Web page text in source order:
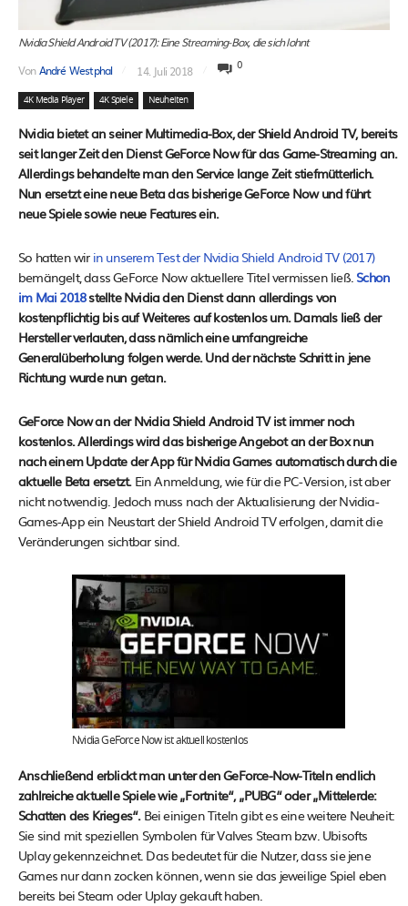
Nvidia Shield Android TV (2017): Eine Streaming-Box, die sich lohnt
VonAndré Westphal 14. Juli 2018 0
4K Media Player 4K Spiele Neuheiten
Nvidia bietet an seiner Multimedia-Box, der Shield Android TV, bereits
seit langer Zeit den Dienst GeForce Now für das Game-Streaming an.
Allerdings behandelte man den Service lange Zeit stiefmütterlich.
Nun ersetzt eine neue Beta das bisherige GeForce Now und führt
neue Spiele sowie neue Features ein.
So hatten wir in unserem Test der Nvidia Shield Android TV (2017)
bemängelt, dass GeForce Now aktuellere Titel vermissen ließ. Schon
im Mai 2018stellte Nvidia den Dienst dann allerdings von
kostenpflichtig bis auf Weiteres auf kostenlos um. Damals ließ der
Hersteller verlauten, dass nämlich eine umfangreiche
Generalüberholung folgen werde. Und der nächste Schritt in jene
Richtung wurde nun getan.
GeForce Now an der Nvidia Shield Android TV ist immer noch
kostenlos. Allerdings wird das bisherige Angebot an der Box nun
nach einem Update der App für Nvidia Games automatisch durch die
aktuelle Beta ersetzt.Ein Anmeldung, wie für die PC-Version, ist aber
nicht notwendig. Jedoch muss nach der Aktualisierung der Nvidia-
Games-App ein Neustart der Shield Android TV erfolgen, damit die
Veränderungen sichtbar sind.
Nvidia GeForce Now ist aktuell kostenlos
Anschließend erblickt man unter den GeForce-Now-Titeln endlich
zahlreiche aktuelle Spiele wie „Fortnite“, „PUBG“ oder „Mittelerde:
Schatten des Krieges“.Bei einigen Titeln gibt es eine weitere Neuheit:
Sie sind mit speziellen Symbolen für Valves Steam bzw. Ubisofts
Uplay gekennzeichnet. Das bedeutet für die Nutzer, dass sie jene
Games nur dann zocken können, wenn sie das jeweilige Spiel eben
bereits bei Steam oder Uplay gekauft haben.